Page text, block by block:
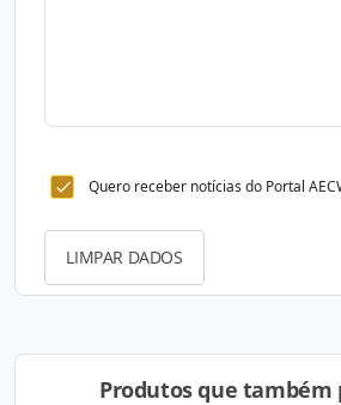
Quero receber notícias do Portal
LIMPAR DADOS
Produtos que também